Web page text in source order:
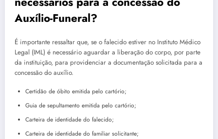
Auxílio-Funeral?
É importante ressaltar que, se o falecido estiver no Instituto Médico
Legal (IML) é necessário aguardar a liberação do corpo, por parte
da instituição, para providenciar a documentação solicitada para a
concessão do auxílio.
Certidão de óbito emitida pelo cartório;
Guia de sepultamento emitida pelo cartório;
Carteira de identidade do falecido;
Carteira de identidade do familiar solicitante;